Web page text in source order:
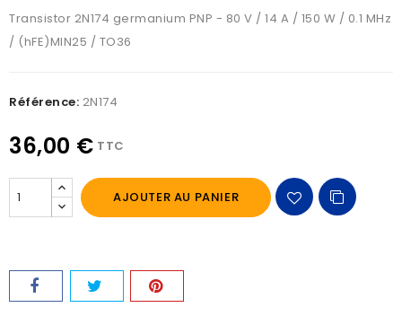
Transistor 2N174 germanium PNP - 80 V / 14 A / 150 W / 0.1 MHz
/ (hFE)MIN25 / TO36
Référence: 2N174
36,00 € TTC
AJOUTER AU PANIER